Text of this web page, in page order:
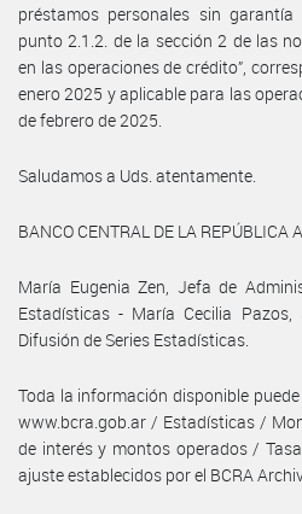
préstamos personales sin
punto 2.1.2. de la sección 2 de las
en las operaciones de crédito”,
enero 2025 y aplicable para las
de febrero de 2025.
Saludamos a Uds. atentamente.
BANCO CENTRAL DE LA REPÚBLICA
María Eugenia Zen, Jefa de
Estadísticas - María Cecilia
Difusión de Series Estadísticas.
Toda la información disponible
www.bcra.gob.ar / Estadísticas /
de interés y montos operados /
ajuste establecidos por el BCRA